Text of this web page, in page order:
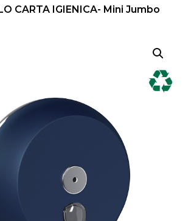
CARTA IGIENICA- Mini Jumbo